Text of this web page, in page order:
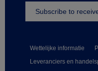
Wettelijke informatie
Leveranciers en
Subscribe to